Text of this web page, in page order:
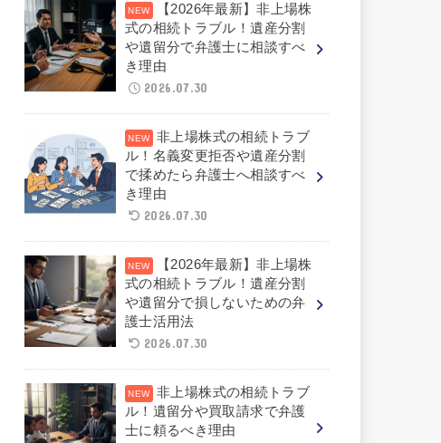
【2026年最新】非上場株
式の相続トラブル！遺産分割
や遺留分で弁護士に相談すべ
き理由
2026.07.30
非上場株式の相続トラブ
ル！名義変更拒否や遺産分割
で揉めたら弁護士へ相談すべ
き理由
2026.07.30
【2026年最新】非上場株
式の相続トラブル！遺産分割
や遺留分で損しないための弁
護士活用法
2026.07.30
非上場株式の相続トラブ
ル！遺留分や買取請求で弁護
士に頼るべき理由